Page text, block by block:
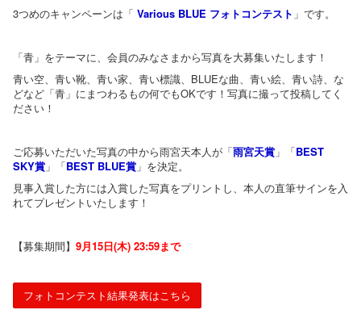
3つめのキャンペーンは「 Various BLUE フォトコンテスト 」です。
「青」をテーマに、会員のみなさまから写真を大募集いたします！
青い空、青い靴、青い家、青い標識、BLUEな曲、青い絵、青い詩、な
どなど「青」にまつわるもの何でもOKです！写真に撮って投稿してく
ださい！
ご応募いただいた写真の中から雨宮天本人が「雨宮天賞 」「BEST
SKY賞 」「BEST BLUE賞 」を決定。
見事入賞した方には入賞した写真をプリントし、本人の直筆サインを入
れてプレゼントいたします！
【募集期間】 9月15日(木) 23:59まで
フォトコンテスト結果発表はこちら